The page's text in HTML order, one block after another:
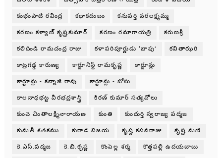
కంభంపాటి రవీంద్ర కథాకదంబం కనుపర్తి వరలక్ష్మమ్మ
కరణం కళ్యాణ్ కృష్ణకుమార్ కరణం రమాగాయత్రి కరుణశ్రీ
కలిదిండి రామచంద్ర రాజు కళాపరిపూర్ణుడు ‘బాపు’ కవితాఝరి
కాట్రగడ్డ కారుణ్య కార్టూనిస్ట్ రామకృష్ణ కార్టూన్లు
కార్టూన్లు - కన్నాజి రావు కార్టూన్లు - బోసు
కాలనాధభట్ట వీరభద్రశాస్త్రి కిరణ్ కుమార్ సత్యవోలు
కుంచె చింతాలక్ష్మీనారాయణ కుంతి కుందుర్తి స్వరాజ్య పద్మజ
కుమతీ శతకము కురాడ విజయ కృష్ణ కసవరాజు కృష్ణ మణి
కె.ఎస్.పద్మజ కె.బి.కృష్ణ కొంపెల్ల శర్మ కొత్తపల్లి ఉదయబాబు